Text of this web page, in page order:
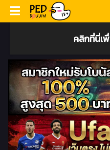
คลิกที่นี่เ